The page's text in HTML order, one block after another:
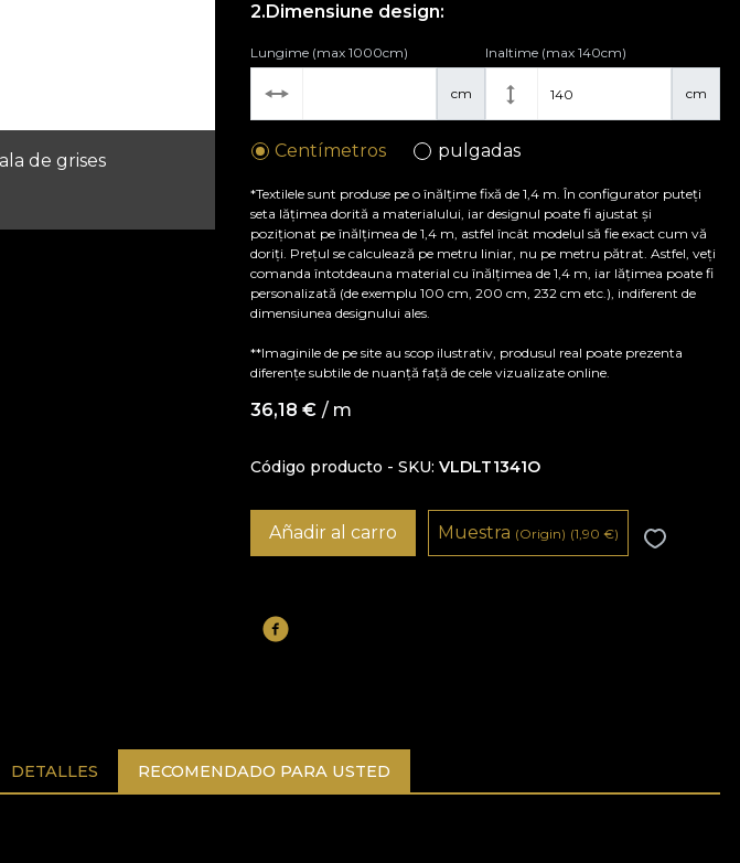
de grises
Dimensiune design:
cm
Lungime (max 1000cm)
cm
Inaltime (max 140cm)
Centímetros pulgadas
*Textilele sunt produse pe o înălțime fixă de 1,4 m. În configurator puteți
seta lățimea dorită a materialului, iar designul poate fi ajustat și
poziționat pe înălțimea de 1,4 m, astfel încât modelul să fie exact cum vă
doriți. Prețul se calculează pe metru liniar, nu pe metru pătrat. Astfel, veți
comanda întotdeauna material cu înălțimea de 1,4 m, iar lățimea poate fi
personalizată (de exemplu 100 cm, 200 cm, 232 cm etc.), indiferent de
dimensiunea designului ales.
**Imaginile de pe site au scop ilustrativ, produsul real poate prezenta
diferențe subtile de nuanță față de cele vizualizate online.
36,18€ / m
Código producto - SKU VLDLT1341O
Añadir al carro Muestra (Origin) (1,90€)
DETALLES RECOMENDADO PARA USTED